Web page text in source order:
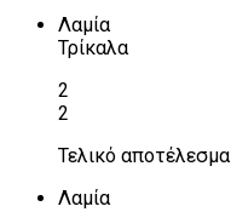
Λαμία
Τρίκαλα
2
2
Τελικό αποτέλεσμα
Λαμία